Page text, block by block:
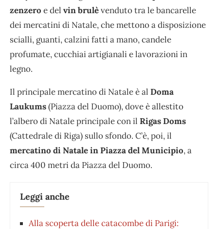
zenzero e del vin brulèvenduto tra le bancarelle
dei mercatini di Natale, che mettono a disposizione
scialli, guanti, calzini fatti a mano, candele
profumate, cucchiai artigianali e lavorazioni in
legno.
Il principale mercatino di Natale è al Doma
Laukums(Piazza del Duomo), dove è allestito
l’albero di Natale principale con il Rigas Doms
(Cattedrale di Riga) sullo sfondo. C’è, poi, il
mercatino di Natale in Piazza del Municipio, a
circa 400 metri da Piazza del Duomo.
Leggi anche
Alla scoperta delle catacombe di Parigi: